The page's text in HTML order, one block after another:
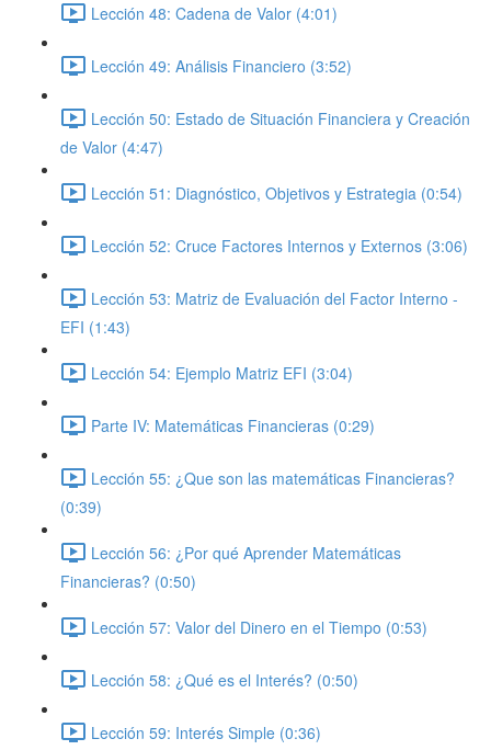
Lección 48: Cadena de Valor (4:01)
Lección 49: Análisis Financiero (3:52)
Lección 50: Estado de Situación Financiera y Creación
de Valor (4:47)
Lección 51: Diagnóstico, Objetivos y Estrategia (0:54)
Lección 52: Cruce Factores Internos y Externos (3:06)
Lección 53: Matriz de Evaluación del Factor Interno -
EFI (1:43)
Lección 54: Ejemplo Matriz EFI (3:04)
Parte IV: Matemáticas Financieras (0:29)
Lección 55: ¿Que son las matemáticas Financieras?
(0:39)
Lección 56: ¿Por qué Aprender Matemáticas
Financieras? (0:50)
Lección 57: Valor del Dinero en el Tiempo (0:53)
Lección 58: ¿Qué es el Interés? (0:50)
Lección 59: Interés Simple (0:36)